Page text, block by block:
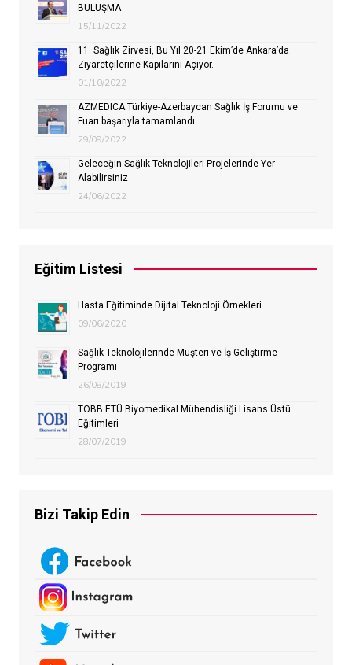
BULUŞMA
15/11/2022
11. Sağlık Zirvesi, Bu Yıl 20-21 Ekim’de Ankara’da
Ziyaretçilerine Kapılarını Açıyor.
01/10/2022
AZMEDICA Türkiye-Azerbaycan Sağlık İş Forumu ve
Fuarı başarıyla tamamlandı
29/09/2022
Geleceğin Sağlık Teknolojileri Projelerinde Yer
Alabilirsiniz
24/06/2022
Eğitim Listesi
Hasta Eğitiminde Dijital Teknoloji Örnekleri
09/06/2020
Sağlık Teknolojilerinde Müşteri ve İş Geliştirme
Programı
26/08/2019
TOBB ETÜ Biyomedikal Mühendisliği Lisans Üstü
Eğitimleri
28/07/2019
Bizi Takip Edin